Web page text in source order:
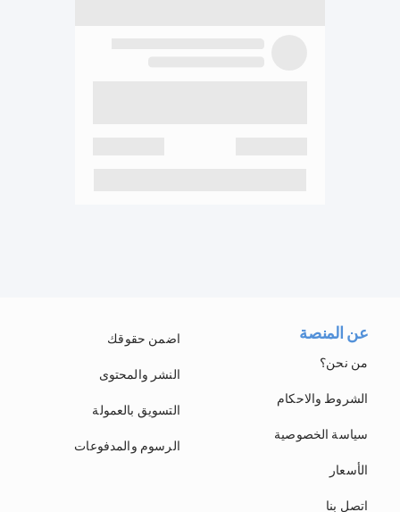
عن المنصة
من نحن؟
الشروط والاحكام
سياسة الخصوصية
الأسعار
اتصل بنا
اضمن حقوقك
النشر والمحتوى
التسويق بالعمولة
الرسوم والمدفوعات